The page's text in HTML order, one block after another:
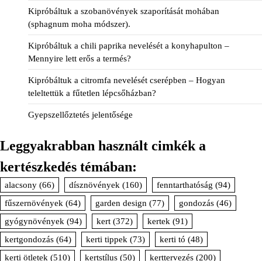
Kipróbáltuk a szobanövények szaporítását mohában
(sphagnum moha módszer).
Kipróbáltuk a chili paprika nevelését a konyhapulton –
Mennyire lett erős a termés?
Kipróbáltuk a citromfa nevelését cserépben – Hogyan
teleltettük a fűtetlen lépcsőházban?
Gyepszellőztetés jelentősége
Leggyakrabban használt cimkék a
kertészkedés témában:
alacsony (66) dísznövények (160) fenntarthatóság (94)
fűszernövények (64) garden design (77) gondozás (46)
gyógynövények (94) kert (372) kertek (91)
kertgondozás (64) kerti tippek (73) kerti tó (48)
kerti ötletek (510) kertstílus (50) kerttervezés (200)